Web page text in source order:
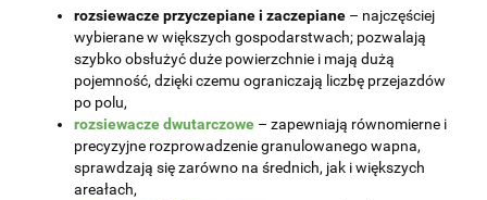
rozsiewacze przyczepiane i zaczepiane – najczęściej
wybierane w większych gospodarstwach; pozwalają
szybko obsłużyć duże powierzchnie i mają dużą
pojemność, dzięki czemu ograniczają liczbę przejazdów
po polu,
rozsiewacze dwutarczowe – zapewniają równomierne i
precyzyjne rozprowadzenie granulowanego wapna,
sprawdzają się zarówno na średnich, jak i większych
areałach,